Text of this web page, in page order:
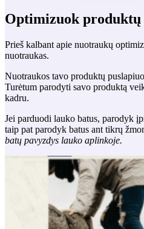
Optimizuok produktų
Prieš kalbant apie nuotraukų
nuotraukas.
Nuotraukos tavo produktų
Turėtum parodyti savo produktą
kadru.
Jei parduodi lauko batus, parodyk
taip pat parodyk batus ant tikrų
batų pavyzdys lauko aplinkoje.